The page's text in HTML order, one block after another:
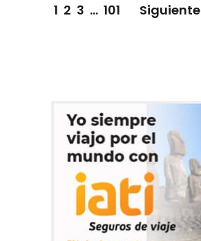
1 2 3 … 101 Siguiente